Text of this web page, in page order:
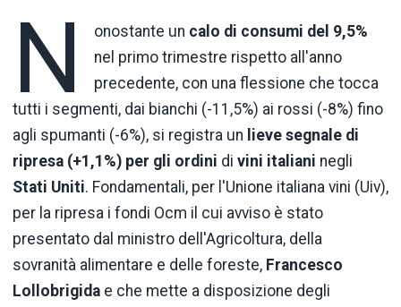
N onostante un calo di consumi del 9,5%
nel primo trimestre rispetto all'anno
precedente, con una flessione che tocca
tutti i segmenti, dai bianchi (-11,5%) ai rossi (-8%) fino
agli spumanti (-6%), si registra un lieve segnale di
ripresa (+1,1%) per gli ordini di vini italiani negli
Stati Uniti. Fondamentali, per l'Unione italiana vini (Uiv),
per la ripresa i fondi Ocm il cui avviso è stato
presentato dal ministro dell'Agricoltura, della
sovranità alimentare e delle foreste, Francesco
Lollobrigida e che mette a disposizione degli